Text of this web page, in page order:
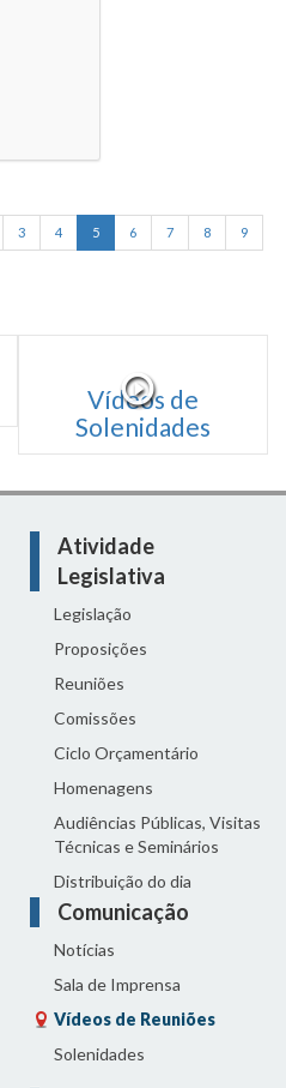
3 4 5 6 7 8 9
Vídeos de
Solenidades
Atividade
Legislativa
Legislação
Proposições
Reuniões
Comissões
Ciclo Orçamentário
Homenagens
Audiências Públicas, Visitas
Técnicas e Seminários
Distribuição do dia
Comunicação
Notícias
Sala de Imprensa
Vídeos de Reuniões
Solenidades